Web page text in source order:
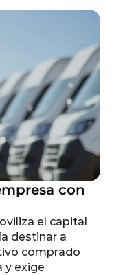
con
el capital
destinar a
comprado
y exige